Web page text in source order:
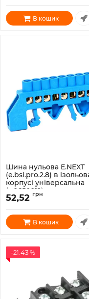
В кошик
Шина нульова E.NEXT
(e.bsi.pro.2.8) в
корпусі універсальна
(p0650012)
Артикул:
52,52 грн
В кошик
-21.43 %